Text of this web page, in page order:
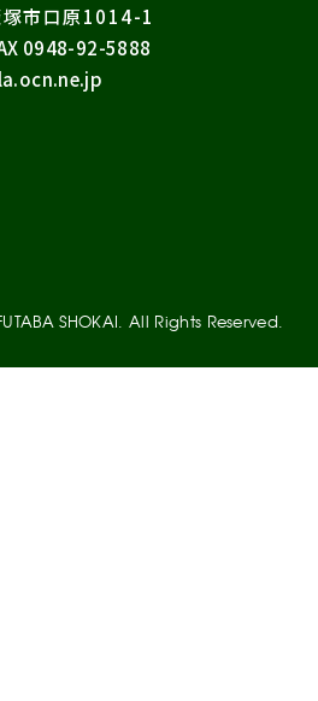
市口原1014-1
0948-92-5888
SHOKAI. All Rights Reserved.